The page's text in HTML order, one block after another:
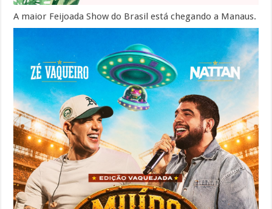
A maior Feijoada Show do Brasil está chegando a Manaus.